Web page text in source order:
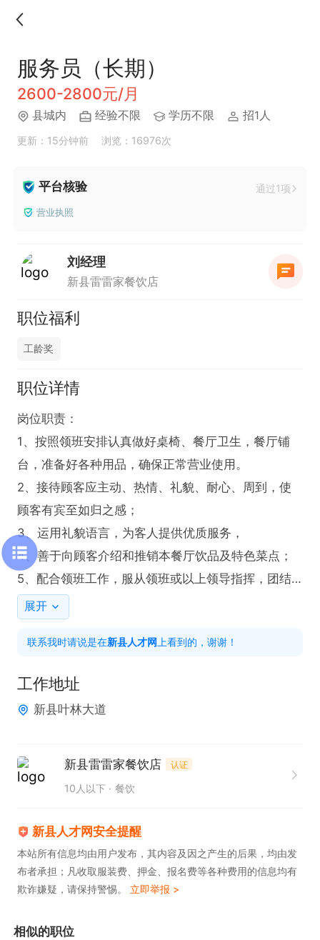
服务员（长期）
2600-2800元/月
县城内 经验不限 学历不限 招1人
更新：15分钟前 浏览：16976次
平台核验 通过1项
营业执照
刘经理
新县雷雷家餐饮店
职位福利
工龄奖
职位详情
岗位职责：
1、按照领班安排认真做好桌椅、餐厅卫生，餐厅铺
台，准备好各种用品，确保正常营业使用。
2、接待顾客应主动、热情、礼貌、耐心、周到，使
顾客有宾至如归之感；
3、运用礼貌语言，为客人提供优质服务，
4、善于向顾客介绍和推销本餐厅饮品及特色菜点；
5、配合领班工作，服从领班或以上领导指挥，团结
及善于帮助同事工作；
任职资格：
2、品行端正，能吃苦耐劳。
展开
联系我时请说是在新县人才网 上看到的，谢谢！
工作地址
新县叶林大道
新县雷雷家餐饮店 认证
10人以下 餐饮
新县人才网安全提醒
本站所有信息均由用户发布，其内容及因之产生的后果，均由发
布者承担；凡收取服装费、押金、报名费等各种费用的信息均有
欺诈嫌疑，请保持警惕。 立即举报 >
相似的职位